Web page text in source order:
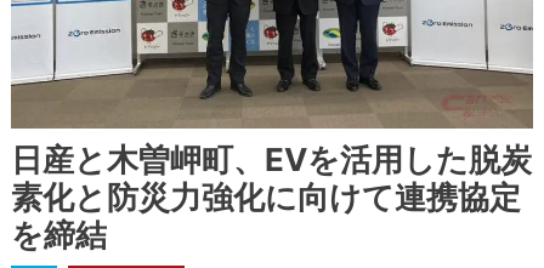
日産と木曽岬町、EVを活用した脱炭
素化と防災力強化に向けて連携協定
を締結